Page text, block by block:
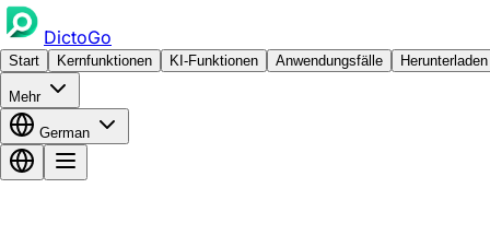
DictoGo
Start Kernfunktionen KI-Funktionen Anwendungsfälle Herunterladen
Mehr
German